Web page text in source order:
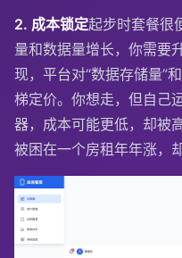
2. 成本锁定起步时套餐很
量和数据量增长，你需要
现，平台对“数据存储量”
梯定价。你想走，但自己
器，成本可能更低，却被
被困在一个房租年年涨，